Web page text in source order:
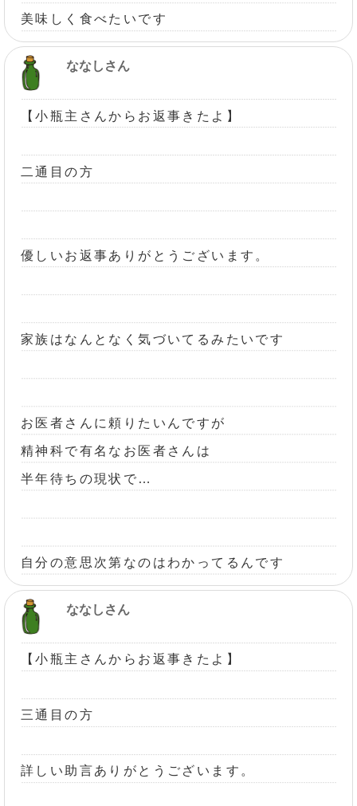
美味しく食べたいです
ななしさん
【小瓶主さんからお返事きたよ】
二通目の方
優しいお返事ありがとうございます。
家族はなんとなく気づいてるみたいです
お医者さんに頼りたいんですが
精神科で有名なお医者さんは
半年待ちの現状で…
自分の意思次第なのはわかってるんです
ななしさん
【小瓶主さんからお返事きたよ】
三通目の方
詳しい助言ありがとうございます。